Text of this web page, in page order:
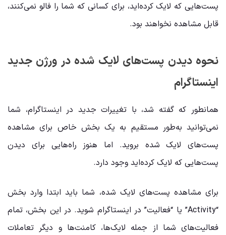
پست‌هایی که لایک کرده‌اید، برای کسانی که شما را فالو نمی‌کنند،
قابل مشاهده نخواهند بود.
نحوه دیدن پست‌های لایک شده در ورژن جدید
اینستاگرام
همانطور که گفته شد، با تغییرات جدید در اینستاگرام، شما
نمی‌توانید به‌طور مستقیم به یک بخش خاص برای مشاهده
پست‌های لایک شده بروید. اما هنوز راه‌هایی برای دیدن
پست‌هایی که لایک کرده‌اید وجود دارد.
برای مشاهده پست‌های لایک شده، شما باید ابتدا وارد بخش
“Activity” یا “فعالیت” در اینستاگرام شوید. در این بخش، تمام
فعالیت‌های شما از جمله لایک‌ها، کامنت‌ها و دیگر تعاملات